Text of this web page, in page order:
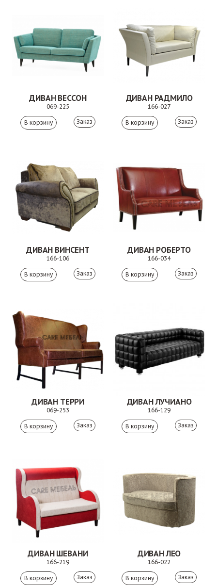
ДИВАН ВЕССОН
069-225
Заказ
ДИВАН РАДМИЛО
166-027
Заказ
ДИВАН ВИНСЕНТ
166-106
Заказ
ДИВАН РОБЕРТО
166-034
Заказ
ДИВАН ТЕРРИ
069-253
Заказ
ДИВАН ЛУЧИАНО
166-129
Заказ
ДИВАН ШЕВАНИ
166-219
Заказ
ДИВАН ЛЕО
166-022
Заказ